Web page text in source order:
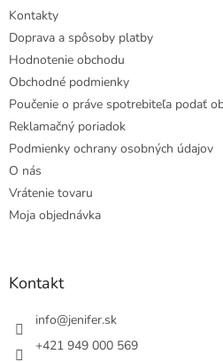
Kontakty
Doprava a spôsoby platby
Hodnotenie obchodu
Obchodné podmienky
Poučenie o práve spotrebiteľa podať
Reklamačný poriadok
Podmienky ochrany osobných údajov
O nás
Vrátenie tovaru
Moja objednávka
Kontakt
info@jenifer.sk
+421 949 000 569